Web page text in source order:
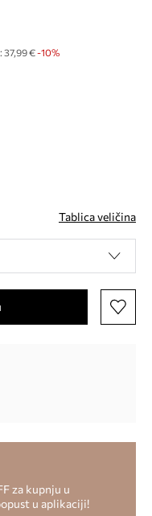
37,99 € -10%
Tablica veličina
za kupnju u
u aplikaciji!